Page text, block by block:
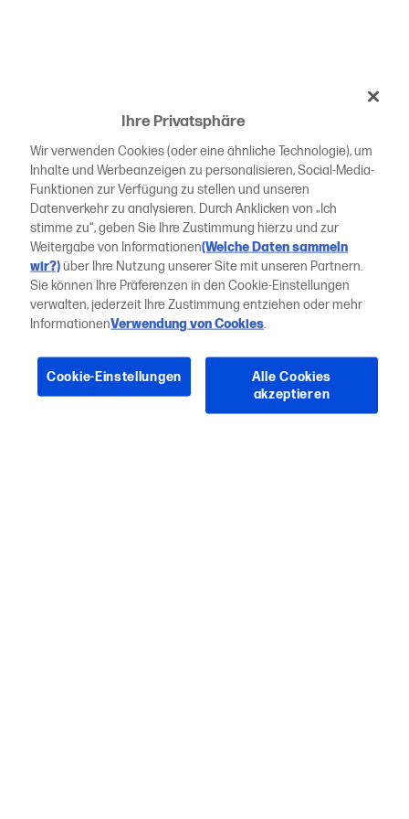
Ihre Privatsphäre
Wir verwenden Cookies (oder eine ähnliche Technologie), um
Inhalte und Werbeanzeigen zu personalisieren, Social-Media-
Funktionen zur Verfügung zu stellen und unseren
Datenverkehr zu analysieren. Durch Anklicken von „Ich
stimme zu“, geben Sie Ihre Zustimmung hierzu und zur
Weitergabe von Informationen(Welche Daten sammeln
wir?)über Ihre Nutzung unserer Site mit unseren Partnern.
Sie können Ihre Präferenzen in den Cookie-Einstellungen
verwalten, jederzeit Ihre Zustimmung entziehen oder mehr
InformationenVerwendung von Cookies.
Cookie-Einstellungen
Alle Cookies
akzeptieren